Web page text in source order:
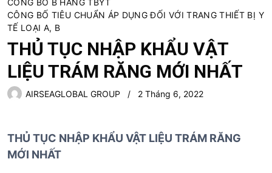
CÔNG BỐ B HÀNG TBYT
CÔNG BỐ TIÊU CHUẨN ÁP DỤNG ĐỐI VỚI TRANG THIẾT BỊ Y
TẾ LOẠI A, B
THỦ TỤC NHẬP KHẨU VẬT
LIỆU TRÁM RĂNG MỚI NHẤT
AIRSEAGLOBAL GROUP 2 Tháng 6, 2022
THỦ TỤC NHẬP KHẨU VẬT LIỆU TRÁM RĂNG
MỚI NHẤT